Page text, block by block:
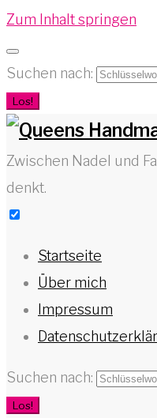
Zum Inhalt springen
Suchen nach:
Los!
Zwischen Nadel und
denkt.
Startseite
Über mich
Impressum
Suchen nach:
Los!